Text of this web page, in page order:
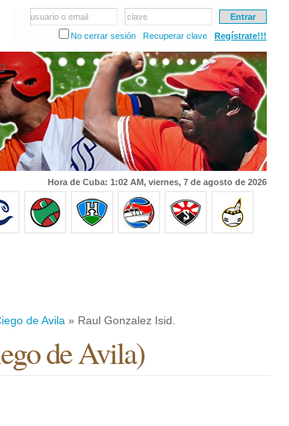
usuario o email
clave
No cerrar sesión
Recuperar clave Regístrate!!!
Hora de Cuba: 1:02 AM, viernes, 7 de agosto de 2026
de Avila » Raul Gonzalez Isid.
de Avila)